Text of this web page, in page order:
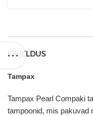
KIRJELDUS
Tampax
Tampax Pearl Compaki
tampoonid, mis pakuvad